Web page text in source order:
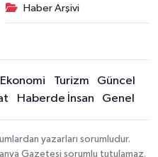
Haber Arşivi
Ekonomi Turizm
Güncel
Haberde İnsan Genel
yazarları sorumludur.
Gazetesi sorumlu tutulamaz.